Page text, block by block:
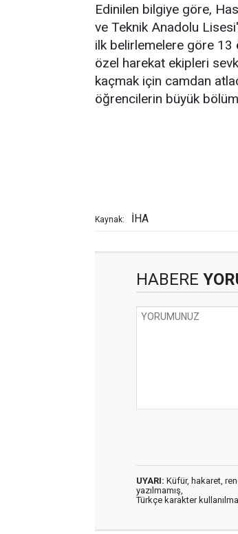
Edinilen bilgiye göre,
ve Teknik Anadolu
ilk belirlemelere göre 13
özel harekat ekipleri sevk
kaçmak için camdan
öğrencilerin büyük
Kaynak: İHA
HABERE
UYARI: Küfür, hakaret,
yazılmamış,
Türkçe karakter